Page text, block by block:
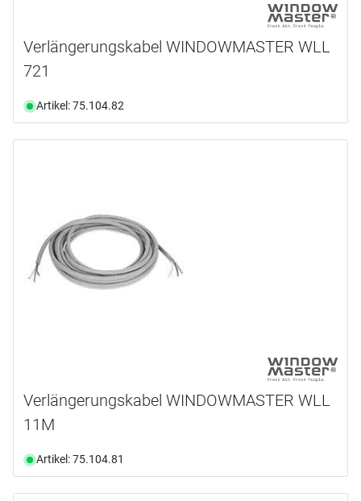
Verlängerungskabel WINDOWMASTER WLL
721
Artikel: 75.104.82
Verlängerungskabel WINDOWMASTER WLL
11M
Artikel: 75.104.81